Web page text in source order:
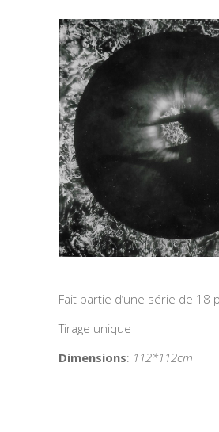
Fait partie d’une série de 18
Tirage unique
Dimensions: 112*112cm